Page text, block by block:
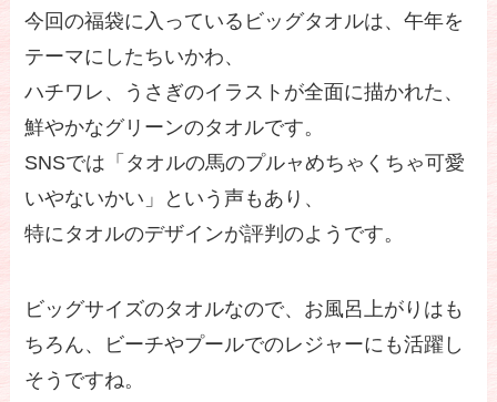
今回の福袋に入っているビッグタオルは、午年を
テーマにしたちいかわ、
ハチワレ、うさぎのイラストが全面に描かれた、
鮮やかなグリーンのタオルです。
SNSでは「タオルの馬のプルャめちゃくちゃ可愛
いやないかい」という声もあり、
特にタオルのデザインが評判のようです。
ビッグサイズのタオルなので、お風呂上がりはも
ちろん、ビーチやプールでのレジャーにも活躍し
そうですね。